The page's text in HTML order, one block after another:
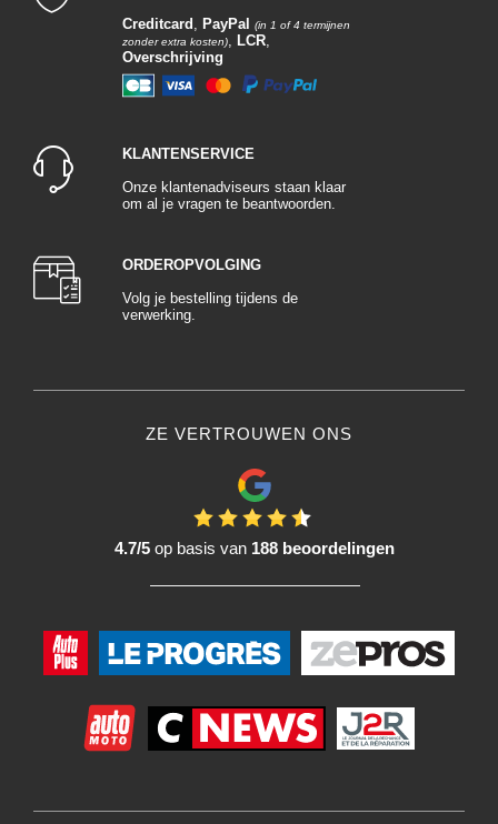
Creditcard , PayPal
(in 1 of 4 termijnen
zonder extra kosten), LCR,
Overschrijving
KLANTENSERVICE
Onze klantenadviseurs staan klaar
om al je vragen te beantwoorden.
ORDEROPVOLGING
Volg je bestelling tijdens de
verwerking.
ZE VERTROUWEN ONS
4.7/5 op basis van 188 beoordelingen